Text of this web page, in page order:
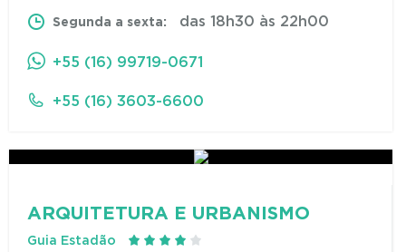
Segunda a sexta: das 18h30 às 22h00
+55 (16) 99719-0671
+55 (16) 3603-6600
ARQUITETURA E URBANISMO
Guia Estadão